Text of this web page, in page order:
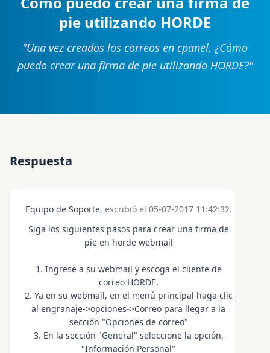
pie utilizando HORDE
"Una vez creados los correos en cpanel, ¿Cómo
puedo crear una firma de pie utilizando HORDE?"
Respuesta
Equipo de Soporte, escribió el 05-07-2017 11:42:32.
Siga los siguientes pasos para crear una firma de
pie en horde webmail
1. Ingrese a su webmail y escoga el cliente de
correo HORDE.
2. Ya en su webmail, en el menú principal haga clic
al engranaje->opciones->Correo para llegar a la
sección "Opciones de correo"
3. En la sección "General" seleccione la opción,
"Información Personal"